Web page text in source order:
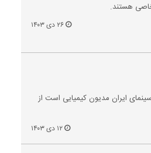
هستند.
۲۶ دی ۱۴۰۳
ایران مدیون کیمیایی است از
۱۲ دی ۱۴۰۳